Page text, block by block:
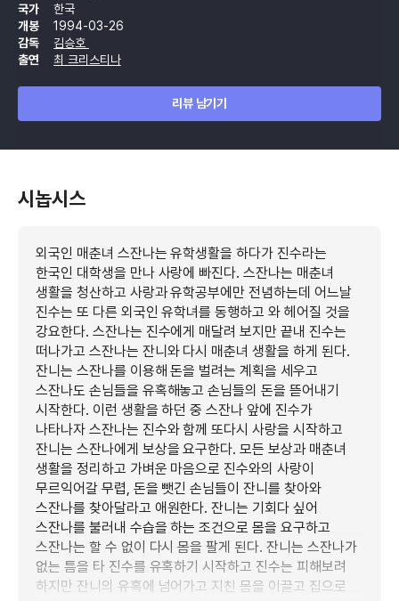
국가
한국
개봉
1994-03-26
감독
김승호
출연
최 크리스티나
리뷰 남기기
시놉시스
외국인 매춘녀 스잔나는 유학생활을 하다가 진수라는
한국인 대학생을 만나 사랑에 빠진다. 스잔나는 매춘녀
생활을 청산하고 사랑과 유학공부에만 전념하는데 어느날
진수는 또 다른 외국인 유학녀를 동행하고 와 헤어질 것을
강요한다. 스잔나는 진수에게 매달려 보지만 끝내 진수는
떠나가고 스잔나는 잔니와 다시 매춘녀 생활을 하게 된다.
잔니는 스잔나를 이용해 돈을 벌려는 계획을 세우고
스잔나도 손님들을 유혹해놓고 손님들의 돈을 뜯어내기
시작한다. 이런 생활을 하던 중 스잔나 앞에 진수가
나타나자 스잔나는 진수와 함께 또다시 사랑을 시작하고
잔니는 스잔나에게 보상을 요구한다. 모든 보상과 매춘녀
생활을 정리하고 가벼운 마음으로 진수와의 사랑이
무르익어갈 무렵, 돈을 뺏긴 손님들이 잔니를 찾아와
스잔나를 찾아달라고 애원한다. 잔니는 기회다 싶어
스잔나를 불러내 수습을 하는 조건으로 몸을 요구하고
스잔나는 할 수 없이 다시 몸을 팔게 된다. 잔니는 스잔나가
없는 틈을 타 진수를 유혹하기 시작하고 진수는 피해보려
하지만 잔니의 유혹에 넘어가고 지친 몸을 이끌고 집으로